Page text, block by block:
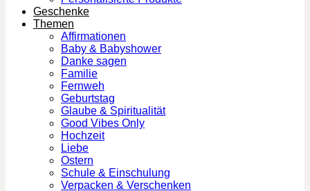
Geschenke
Themen
Affirmationen
Baby & Babyshower
Danke sagen
Familie
Fernweh
Geburtstag
Glaube & Spiritualität
Good Vibes Only
Hochzeit
Liebe
Ostern
Schule & Einschulung
Verpacken & Verschenken